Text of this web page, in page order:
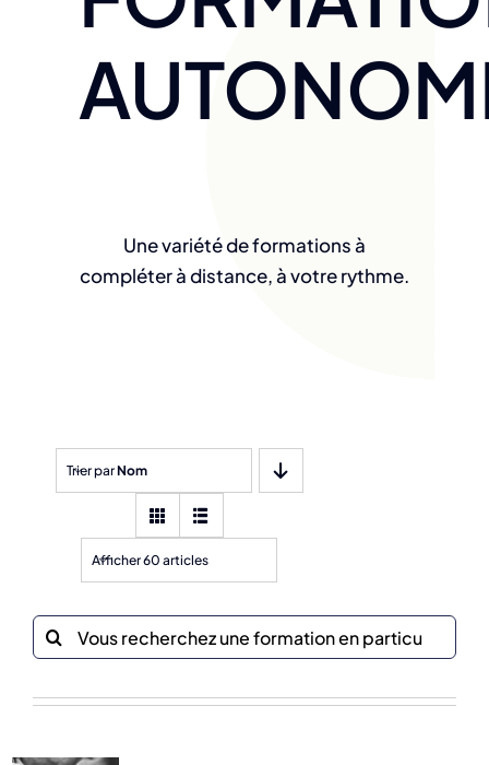
Une variété de formations à
compléter à distance, à votre rythme.
Trier parNom
Afficher 60 articles
Recherche
sur
: